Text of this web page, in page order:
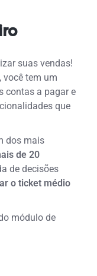
suas vendas!
você tem um
contas a pagar e
que
dos mais
de20
de decisões
o ticket médio
módulo de